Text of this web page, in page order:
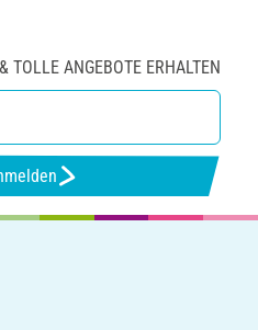
TOLLE ANGEBOTE ERHALTEN